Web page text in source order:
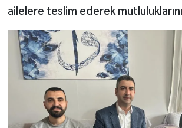
ailelere teslim ederek